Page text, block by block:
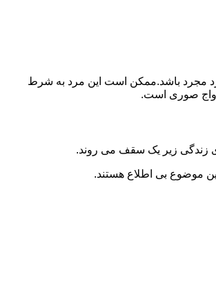
مرد مجرد باشد.ممکن است این مرد به شرط
صوری است.
زندگی زیر یک سقف می روند.
موضوع بی اطلاع هستند.